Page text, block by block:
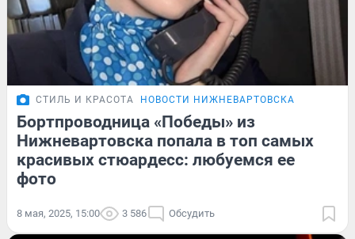
СТИЛЬ И КРАСОТА НОВОСТИ НИЖНЕВАРТОВСКА
Бортпроводница «Победы» из
Нижневартовска попала в топ самых
красивых стюардесс: любуемся ее
фото
8 мая, 2025, 15:00 3 586 Обсудить